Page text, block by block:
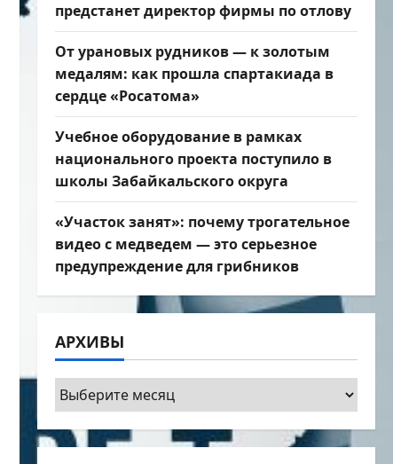
предстанет директор фирмы по отлову
От урановых рудников — к золотым
медалям: как прошла спартакиада в
сердце «Росатома»
Учебное оборудование в рамках
национального проекта поступило в
школы Забайкальского округа
«Участок занят»: почему трогательное
видео с медведем — это серьезное
предупреждение для грибников
АРХИВЫ
Архивы